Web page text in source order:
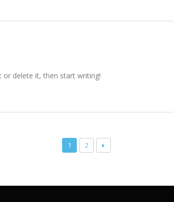
or delete it, then start writing!
1 2